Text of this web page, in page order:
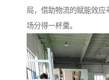
局，借助物流的赋能效应
场分得一杯羹。